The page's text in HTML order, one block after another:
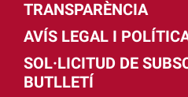
TRANSPARÈNCIA
AVÍS LEGAL I
SOL·LICITUD DE
BUTLLETÍ